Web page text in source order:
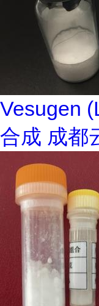
Vesugen
合成 成都